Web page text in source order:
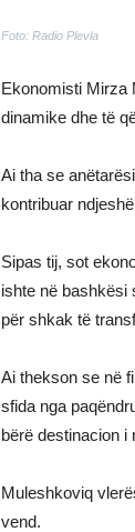
Foto: Radio Plevla
Ekonomisti Mirza
dinamike dhe të
Ai tha se
kontribuar
Sipas tij, sot
ishte në bashkësi
për shkak të
Ai thekson se në
sfida nga
bërë destinacion i
Muleshkoviq
vend.